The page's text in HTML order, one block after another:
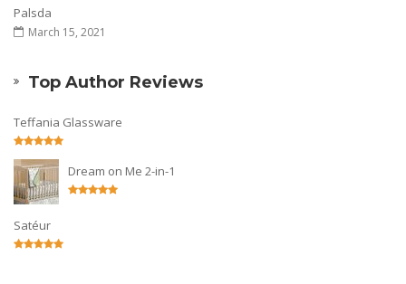
Palsda
March 15, 2021
Top Author Reviews
Teffania Glassware
Dream on Me 2-in-1
Satéur